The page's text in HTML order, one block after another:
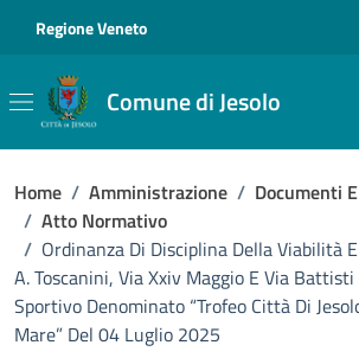
Regione Veneto
Comune di Jesolo
Home / Amministrazione / Documenti
/ Atto Normativo
/ Ordinanza Di Disciplina Della Viabilità
A. Toscanini, Via Xxiv Maggio E Via
Sportivo Denominato “Trofeo Città Di
Mare” Del 04 Luglio 2025